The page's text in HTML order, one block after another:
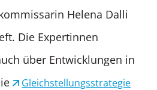
Helena Dalli
Die Expertinnen
über Entwicklungen in
Gleichstellungsstrategie